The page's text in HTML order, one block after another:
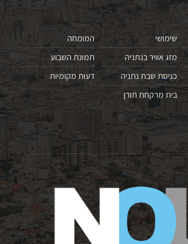
שימושי
מזג אוויר בנתניה
כניסת שבת נתניה
בית מרקחת תורן
המומחה
תמונת השבוע
דעות מקומיות